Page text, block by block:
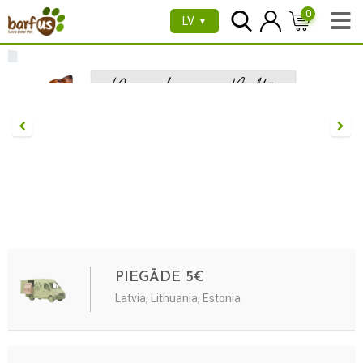
LV ▼
0
PIEGĀDE 5€
Latvia, Lithuania, Estonia